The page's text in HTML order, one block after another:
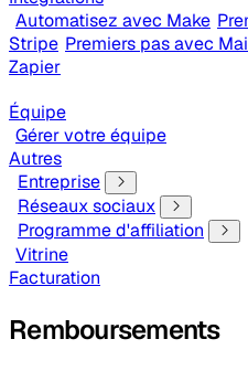
Automatisez avec Make
Stripe Premiers pas avec
Zapier
Équipe
Gérer votre équipe
Autres
Entreprise
Réseaux sociaux
Programme d'affiliation
Vitrine
Facturation
Remboursements